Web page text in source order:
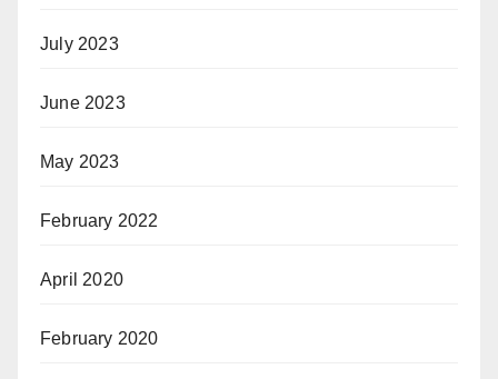
July 2023
June 2023
May 2023
February 2022
April 2020
February 2020